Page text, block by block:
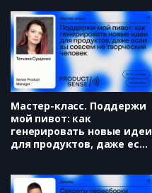
Мастер-класс. Поддержи
мой пивот: как
генерировать новые идеи
для продуктов, даже если
Сущенко)